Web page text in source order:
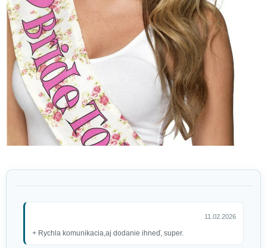
11.02.2026
+ Rychla komunikacia,aj dodanie ihneď, super.